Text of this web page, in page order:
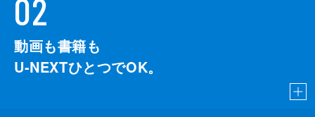
02
動画も書籍も
U-NEXTひとつでOK。